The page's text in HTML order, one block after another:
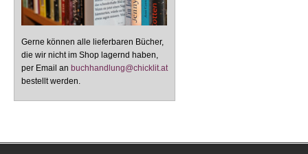
Gerne können alle lieferbaren Bücher,
die wir nicht im Shop lagernd haben,
per Email an buchhandlung@chicklit.at
bestellt werden.